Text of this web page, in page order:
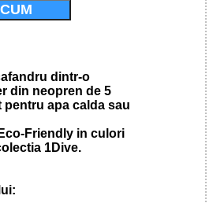
dintr-o
din neopren de 5
pentru apa calda sau
Friendly in culori
1Dive.